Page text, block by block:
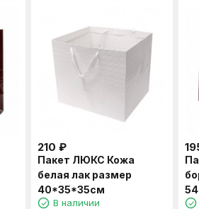
210 ₽
Пакет ЛЮКС Кожа
белая лак размер
40*35*35см
В наличии